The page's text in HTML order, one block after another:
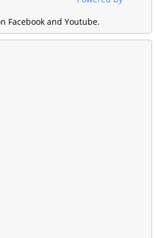
Facebook and Youtube.